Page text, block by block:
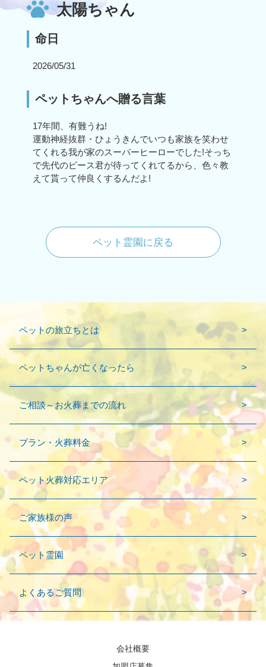
太陽ちゃん
命日
2026/05/31
ペットちゃんへ贈る言葉
17年間、有難うね!
運動神経抜群・ひょうきんでいつも家族を笑わせ
てくれる我が家のスーパーヒーローでした!そっち
で先代のピース君が待ってくれてるから、色々教
えて貰って仲良くするんだよ!
ペット霊園に戻る
ペットの旅立ちとは
ペットちゃんが亡くなったら
ご相談～お火葬までの流れ
プラン・火葬料金
ペット火葬対応エリア
ご家族様の声
ペット霊園
よくあるご質問
会社概要